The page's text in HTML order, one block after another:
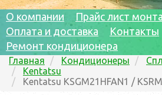
О компании
Прайс лист
Оплата и доставка
Контакты
Ремонт кондиционера
Главная Кондиционеры
Kentatsu
Kentatsu KSGM21HFAN1 /